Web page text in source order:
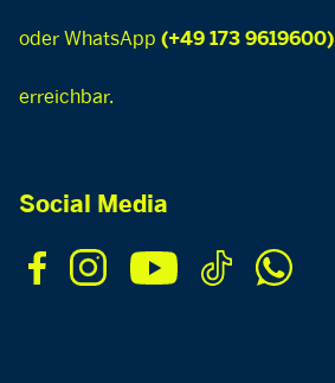
oder WhatsApp (+49 173 9619600)
erreichbar.
Social Media